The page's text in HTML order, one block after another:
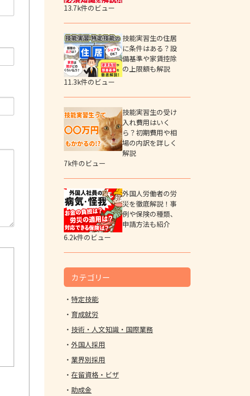
13.7k件のビュー
技能実習生の住居
に条件はある？設
備基準や家賃控除
の上限額も解説
11.3k件のビュー
技能実習生の受け
入れ費用はいく
ら？初期費用や相
場の内訳を詳しく
解説
7k件のビュー
外国人労働者の労
災を徹底解説！事
例や保険の種類、
申請方法も紹介
6.2k件のビュー
カテゴリー
特定技能
育成就労
技術・人文知識・国際業務
外国人採用
業界別採用
在留資格・ビザ
助成金